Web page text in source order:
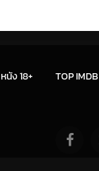
หนัง 18+ TOP IMDB